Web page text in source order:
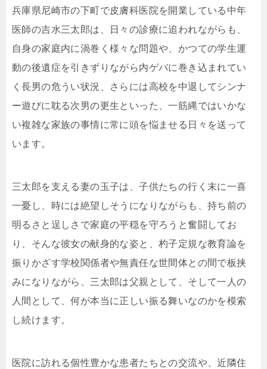
兵庫県尼崎市の下町で皮膚科医院を開業している中年
医師の吉水三太郎は、日々の診療に追われながらも、
自身の家庭内に渦巻く様々な問題や、かつての学生運
動の後遺症を引きずりながら内ゲバに巻き込まれてい
く長男の危うい状況、さらには高校を中退してシンナ
ー遊びに耽る次男の更生といった、一筋縄ではいかな
い複雑な家族の事情に常に頭を悩ませる日々を送って
います。
三太郎を支える妻の玉子は、子供たちの行く末に一喜
一憂し、時には絶望しそうになりながらも、持ち前の
明るさと逞しさで家庭の平穏を守ろうと奮闘してお
り、そんな彼女の献身的な姿と、杓子定規な教育論を
振りかざす学校関係者や無責任な世間体との間で板挟
みになりながら、三太郎は父親として、そして一人の
人間として、何が本当に正しい振る舞いなのかを模索
し続けます。
医院に訪れる個性豊かな患者たちとの交流や、近隣住